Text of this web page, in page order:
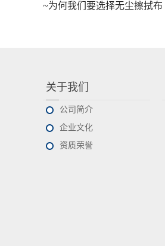
~为何我们要选择无尘擦拭布
关于我们
公司简介
企业文化
资质荣誉